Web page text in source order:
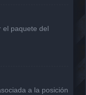
el paquete del
a la posición